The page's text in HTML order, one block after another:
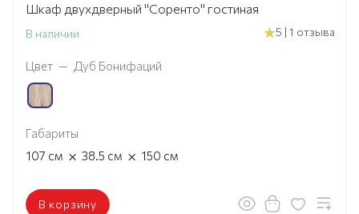
Шкаф двухдверный "Соренто" гостиная
В наличии 5 | 1 отзыва
Цвет — Дуб Бонифаций
Габариты
107 см × 38.5 см × 150 см
В корзину